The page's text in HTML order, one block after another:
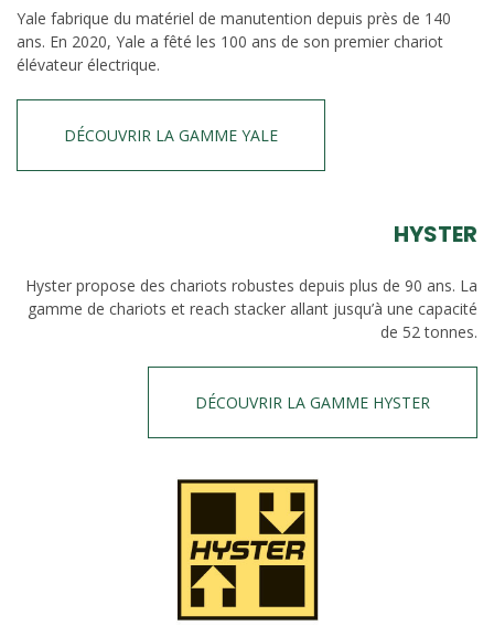
Yale fabrique du matériel de manutention depuis près de 140
ans. En 2020, Yale a fêté les 100 ans de son premier chariot
élévateur électrique.
DÉCOUVRIR LA GAMME YALE
HYSTER
Hyster propose des chariots robustes depuis plus de 90 ans. La
gamme de chariots et reach stacker allant jusqu’à une capacité
de 52 tonnes.
DÉCOUVRIR LA GAMME HYSTER